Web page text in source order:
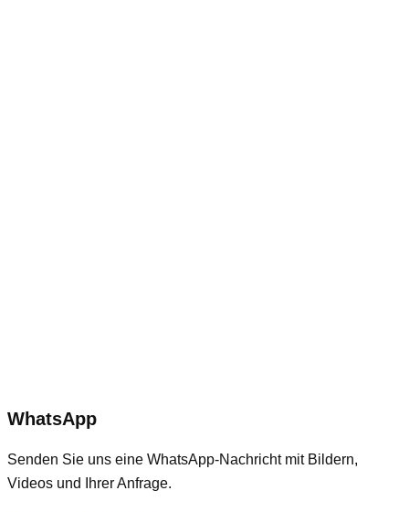
WhatsApp
Senden Sie uns eine WhatsApp-Nachricht mit Bildern,
Videos und Ihrer Anfrage.